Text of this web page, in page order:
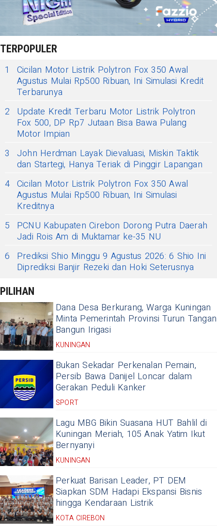
TERPOPULER
1
Cicilan Motor Listrik Polytron Fox 350 Awal
Agustus Mulai Rp500 Ribuan, Ini Simulasi Kredit
Terbarunya
2
Update Kredit Terbaru Motor Listrik Polytron
Fox 500, DP Rp7 Jutaan Bisa Bawa Pulang
Motor Impian
3
John Herdman Layak Dievaluasi, Miskin Taktik
dan Startegi, Hanya Teriak di Pinggir Lapangan
4 Cicilan Motor Listrik Polytron Fox 350 Awal
Agustus Mulai Rp500 Ribuan, Ini Simulasi
Kreditnya
5
PCNU Kabupaten Cirebon Dorong Putra Daerah
Jadi Rois Am di Muktamar ke-35 NU
6
Prediksi Shio Minggu 9 Agustus 2026: 6 Shio Ini
Diprediksi Banjir Rezeki dan Hoki Seterusnya
PILIHAN
Dana Desa Berkurang, Warga Kuningan
Minta Pemerintah Provinsi Turun Tangan
Bangun Irigasi
KUNINGAN
Bukan Sekadar Perkenalan Pemain,
Persib Bawa Danijel Loncar dalam
Gerakan Peduli Kanker
SPORT
Lagu MBG Bikin Suasana HUT Bahlil di
Kuningan Meriah, 105 Anak Yatim Ikut
Bernyanyi
KUNINGAN
Perkuat Barisan Leader, PT DEM
Siapkan SDM Hadapi Ekspansi Bisnis
hingga Kendaraan Listrik
KOTA CIREBON